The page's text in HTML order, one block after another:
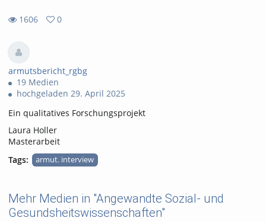
1606
views
0
favorites
armutsbericht_rgbg
19 Medien
hochgeladen 29. April 2025
Ein qualitatives Forschungsprojekt
Laura Holler
Masterarbeit
Tags:
armut. interview
Mehr Medien in "Angewandte Sozial- und
Gesundsheitswissenschaften"